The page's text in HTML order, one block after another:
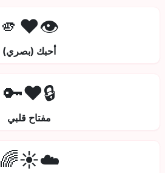
👁️❤️🫵
أحبك (بصري)
🔒❤️🔑
مفتاح قلبي
☁️☀️🌈